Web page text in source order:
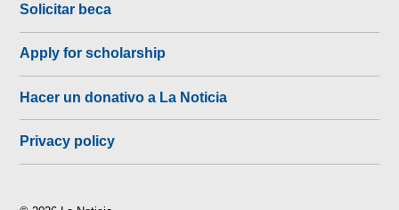
Solicitar beca
Apply for scholarship
Hacer un donativo a La Noticia
Privacy policy